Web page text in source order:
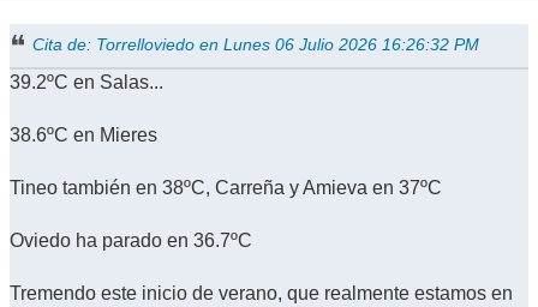
Cita de: Torrelloviedo en Lunes 06 Julio 2026 16:26:32 PM
39.2ºC en Salas...
38.6ºC en Mieres
Tineo también en 38ºC, Carreña y Amieva en 37ºC
Oviedo ha parado en 36.7ºC
Tremendo este inicio de verano, que realmente estamos en